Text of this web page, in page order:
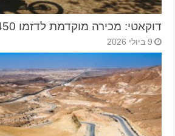
דוקאטי: מכירה מוקדמת לדזמו 450 EDS אנדורו
9 ביולי 2026